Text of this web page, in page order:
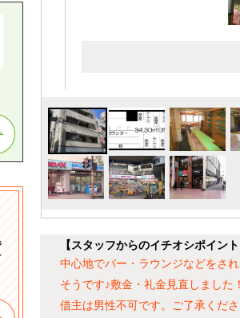
【スタッフからのイチオシポイン
中心地でバー・ラウンジなどをさ
そうです♪敷金・礼金見直しました！
借主は男性不可です。ご了承くださ